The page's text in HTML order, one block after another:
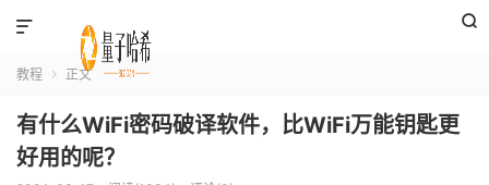


教程  正文
有什么WiFi密码破译软件，比WiFi万能钥匙更
好用的呢？